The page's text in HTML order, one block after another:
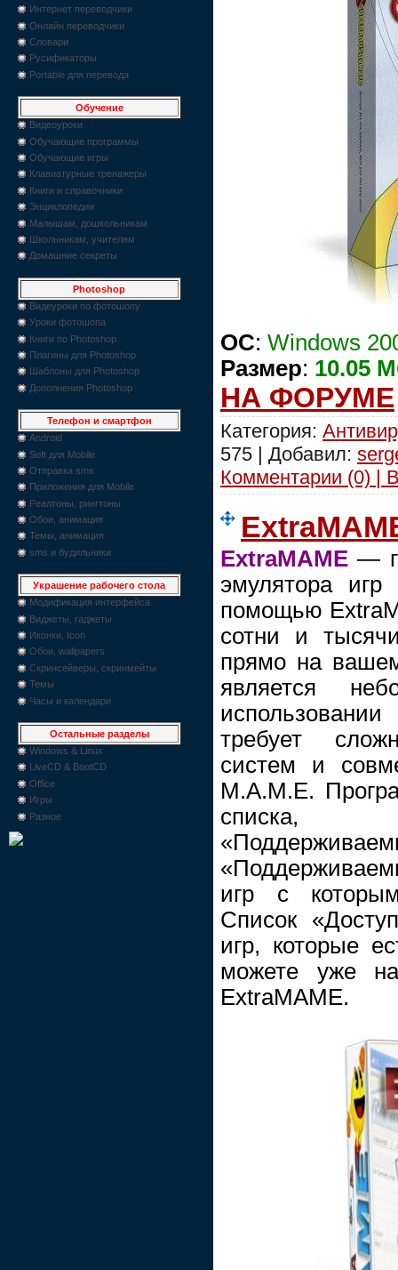
Интернет переводчики
Онлайн переводчики
Словари
Русификаторы
Portable для перевода
Обучение
Видеоуроки
Обучающие программы
Обучающие игры
Клавиатурные тренажеры
Книги и справочники
Энциклопедии
Малышам, дошкольникам
Школьникам, учителям
Домашние секреты
Photoshop
Видеуроки по фотошопу
Уроки фотошопа
Книги по Photoshop
Плагины для Photoshop
Шаблоны для Photoshop
Дополнения Photoshop
Телефон и смартфон
Android
Soft для Mobile
Отправка sms
Приложения для Mobile
Реалтоны, рингтоны
Обои, анимация
Темы, анимация
sms и будильники
Украшение рабочего стола
Модификация интерфейса
Виджеты, гаджеты
Иконки, Icon
Обои, wallpapers
Скринсейверы, скринмейты
Темы
Часы и календари
Остальные разделы
Windows & Linux
LiveCD & BootCD
Office
Игры
Разное
OC: Windows
Размер: 10.05
НА ФОРУМЕ
Категория:
575 | Добавил:
Комментарии (0) |
ExtraMAME —
эмулятора
помощью
сотни и
прямо на
является
требует
систем и
M.A.M.E.
списка,
игр с
Список
игр, которые
можете уже
ExtraMAME.